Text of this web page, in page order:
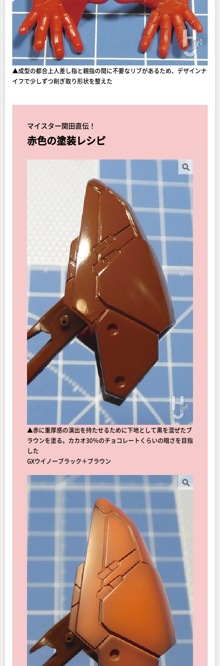
▲成型の都合上人差し指と親指の間に不要なリブがあるため、デザインナ
イフで少しずつ削ぎ取り形状を整えた
マイスター関田直伝！
赤色の塗装レシピ
▲赤に重厚感の演出を持たせるために下地として黒を混ぜたブ
ラウンを塗る。カカオ30％のチョコレートくらいの暗さを目指
した
GXウイノーブラック＋ブラウン